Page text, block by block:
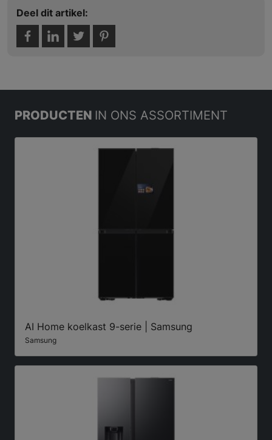
Deel dit artikel:
PRODUCTEN IN ONS ASSORTIMENT
AI Home koelkast 9-serie | Samsung
Samsung